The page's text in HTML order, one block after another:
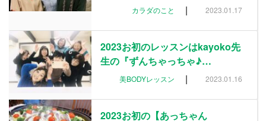
カラダのこと | 2023.01.17
2023お初のレッスンはkayoko先
生の『ずんちゃっちゃ♪…
美BODYレッスン | 2023.01.16
2023お初の【あっちゃん